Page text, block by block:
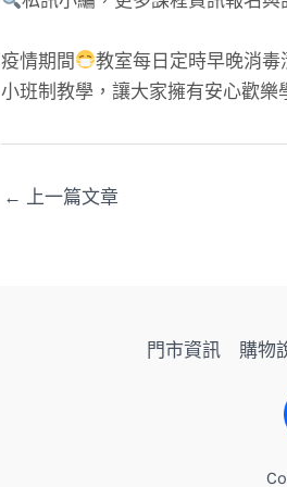
疫情期間
教室每日定時早晚消毒
小班制教學，讓大家擁有安心歡樂
← 上一篇文章
門市資訊 購物